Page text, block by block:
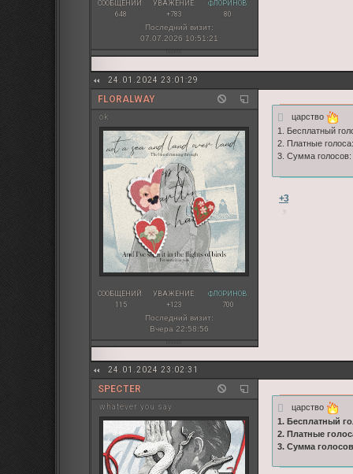
СООБЩЕНИЙ:
648
УВАЖЕНИЕ:
+783
ФЛОРИНОВ:
80
Последний визит:
07.07.2026 10:51:21
24.01.2024 23:01:29
FLORALWAY
ok
СООБЩЕНИЙ:
115
УВАЖЕНИЕ:
+123
ФЛОРИНОВ:
700
Последний визит:
Вчера 22:58:56
царство
1. Бесплатный
2. Платные
3. Сумма голосов:
+3
24.01.2024 23:02:31
SPECTER
whatever you say
царство
1. Бесплатный
2. Платные
3. Сумма